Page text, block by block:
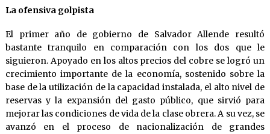
La ofensiva golpista
El primer año de gobierno de Salvador Allende resultó
bastante tranquilo en comparación con los dos que le
siguieron. Apoyado en los altos precios del cobre se logró un
crecimiento importante de la economía, sostenido sobre la
base de la utilización de la capacidad instalada, el alto nivel de
reservas y la expansión del gasto público, que sirvió para
mejorar las condiciones de vida de la clase obrera. A su vez, se
avanzó en el proceso de nacionalización de grandes